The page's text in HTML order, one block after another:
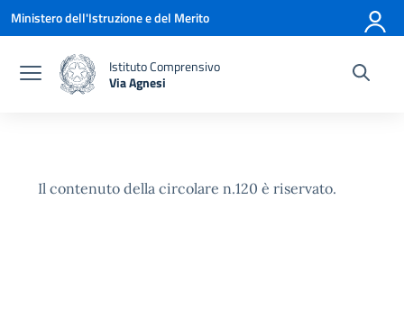
Vai ai contenuti
Vai al menu di navigazione
Vai al footer
Ministero dell'Istruzione e del Merito
Istituto Comprensivo
Via Agnesi
— Visita la pagina iniziale della scuola
Il contenuto della circolare n.120 è riservato.